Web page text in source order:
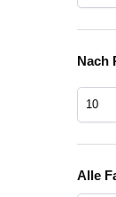
Nach
Alle